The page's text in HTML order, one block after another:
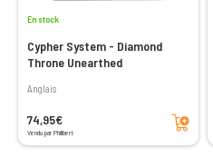
En stock
Cypher System - Diamond
Throne Unearthed
Anglais
74,95€
Vendu par Philibert
Ajouter au panier